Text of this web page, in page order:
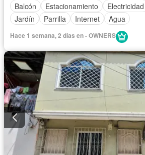
Balcón
Estacionamiento Electricidad
Jardín
Parrilla Internet Agua
Hace 1 semana, 2 días en - OWNERS